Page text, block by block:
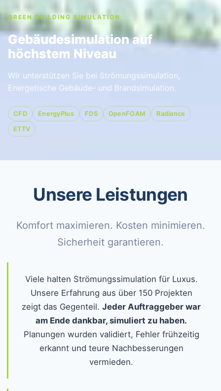
GREEN BUILDING SIMULATION
Gebäude­simulation auf
höchstem Niveau
Wir unterstützen Sie bei Strömungssimulation,
Energetische Gebäude- und Brandsimulation.
CFD EnergyPlus FDS OpenFOAM Radiance
ETTV
Unsere Leistungen
Komfort maximieren. Kosten minimieren.
Sicherheit garantieren.
Viele halten Strömungssimulation für Luxus.
Unsere Erfahrung aus über 150 Projekten
zeigt das Gegenteil. Jeder Auftraggeber war
am Ende dankbar, simuliert zu haben.
Planungen wurden validiert, Fehler frühzeitig
erkannt und teure Nachbesserungen
vermieden.